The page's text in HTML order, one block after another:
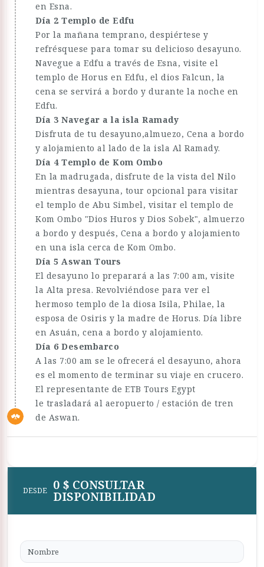
en Esna.
Día 2 Templo de Edfu
Por la mañana temprano, despiértese y
refrésquese para tomar su delicioso desayuno.
Navegue a Edfu a través de Esna, visite el
templo de Horus en Edfu, el dios Falcun, la
cena se servirá a bordo y durante la noche en
Edfu.
Día 3 Navegar a la isla Ramady
Disfruta de tu desayuno,almuezo, Cena a bordo
y alojamiento al lado de la isla Al Ramady.
Día 4 Templo de Kom Ombo
En la madrugada, disfrute de la vista del Nilo
mientras desayuna, tour opcional para visitar
el templo de Abu Simbel, visitar el templo de
Kom Ombo "Dios Huros y Dios Sobek", almuerzo
a bordo y después, Cena a bordo y alojamiento
en una isla cerca de Kom Ombo.
Día 5 Aswan Tours
El desayuno lo preparará a las 7:00 am, visite
la Alta presa. Revolviéndose para ver el
hermoso templo de la diosa Isila, Philae, la
esposa de Osiris y la madre de Horus. Día libre
en Asuán, cena a bordo y alojamiento.
Día 6 Desembarco
A las 7:00 am se le ofrecerá el desayuno, ahora
es el momento de terminar su viaje en crucero.
El representante de ETB Tours Egypt
le trasladará al aeropuerto / estación de tren
de Aswan.
DESDE 0 $ CONSULTAR
DISPONIBILIDAD